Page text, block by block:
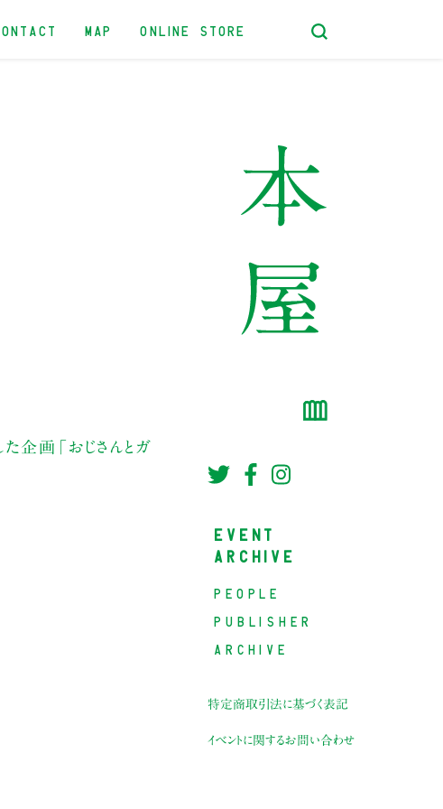
MAP ONLINE STORE
企画「おじさんとガ
EVENT
ARCHIVE
PEOPLE
PUBLISHER
ARCHIVE
特定商取引法に基づく表記
イベントに関するお問い合わせ